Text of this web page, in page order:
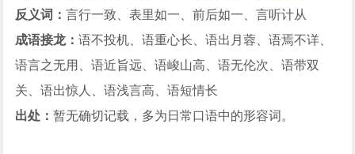
反义词：言行一致、表里如一、前后如一、言听计从
成语接龙：语不投机、语重心长、语出月蓉、语焉不详、
语言之无用、语近旨远、语峻山高、语无伦次、语带双
关、语出惊人、语浅言高、语短情长
出处：暂无确切记载，多为日常口语中的形容词。